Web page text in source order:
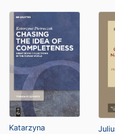
Katarzyna